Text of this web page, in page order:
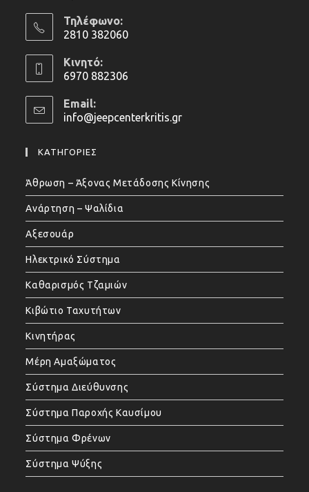
Τηλέφωνο:
2810 382060
in
your
application
Κινητό:
6970 882306
in
your
Email:
info@jeepcenterkritis.grOpens
ΚΑΤΗΓΟΡΙΕΣ
Άθρωση – Άξονας Μετάδοσης Κίνησης
Ανάρτηση – Ψαλίδια
Αξεσουάρ
Ηλεκτρικό Σύστημα
Καθαρισμός Τζαμιών
Κιβώτιο Ταχυτήτων
Κινητήρας
Μέρη Αμαξώματος
Σύστημα Διεύθυνσης
Σύστημα Παροχής Καυσίμου
Σύστημα Φρένων
Σύστημα Ψύξης